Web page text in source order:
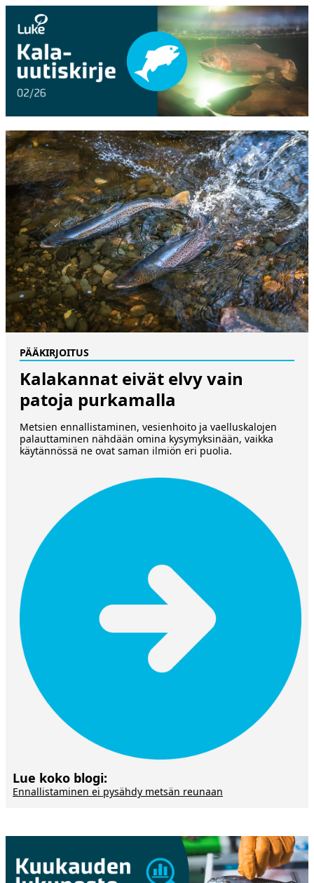
PÄÄKIRJOITUS
Kalakannat eivät elvy vain
patoja purkamalla
Metsien ennallistaminen, vesienhoito ja vaelluskalojen
palauttaminen nähdään omina kysymyksinään, vaikka
käytännössä ne ovat saman ilmiön eri puolia.
Lue koko blogi:
Ennallistaminen ei pysähdy metsän reunaan